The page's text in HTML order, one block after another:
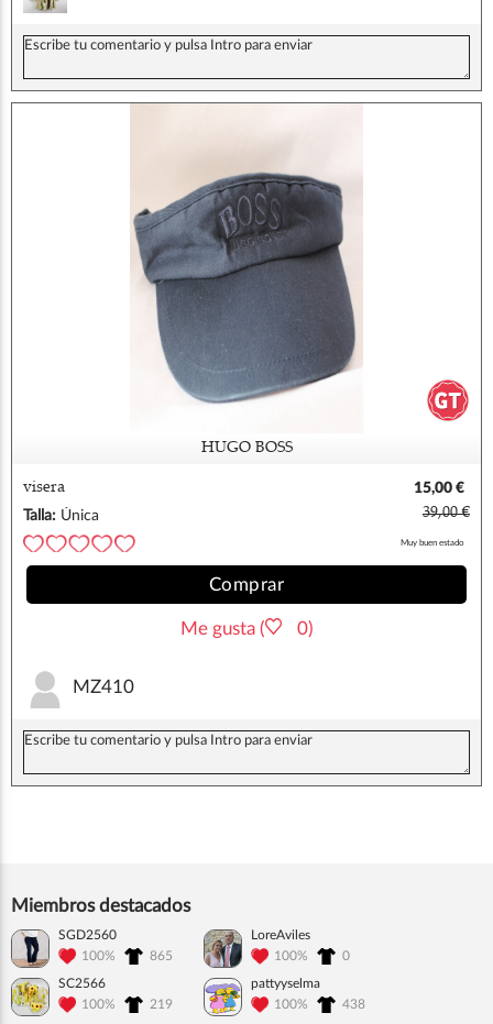
HUGO BOSS
visera
15,00 €
Talla: Única 39,00 €
Muy buen estado
Comprar
Me gusta ( 0)
MZ410
Miembros destacados
SGD2560
100%
865
LoreAviles
100%
0
SC2566
100%
219
pattyyselma
100%
438